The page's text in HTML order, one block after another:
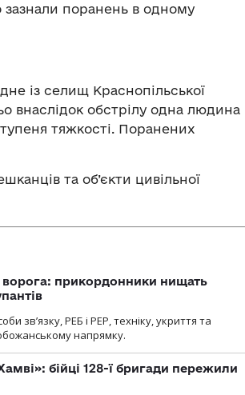
зазнали поранень в одному
із селищ Краснопільської
внаслідок обстрілу одна людина
тяжкості. Поранених
та об’єкти цивільної
прикордонники нищать
зв’язку, РЕБ і РЕР, техніку, укриття та
напрямку.
бійці 128-ї бригади пережили